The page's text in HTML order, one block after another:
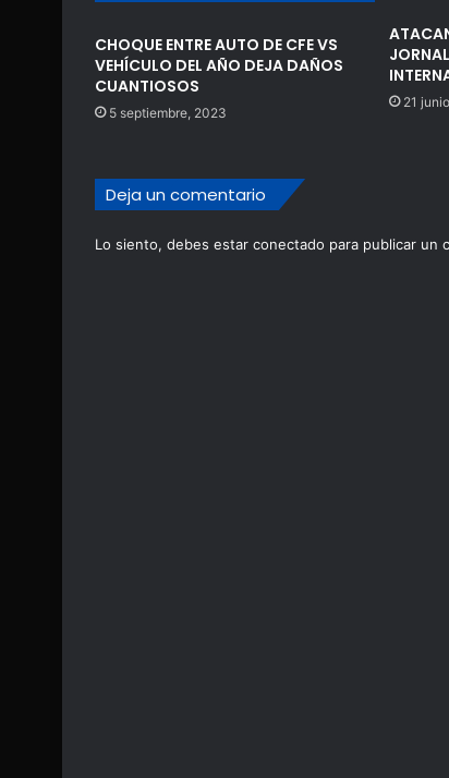
CHOQUE ENTRE AUTO DE CFE VS
VEHÍCULO DEL AÑO DEJA DAÑOS
CUANTIOSOS
5 septiembre, 2023
21
Deja un comentario
Lo siento, debes estar conectado para publicar un